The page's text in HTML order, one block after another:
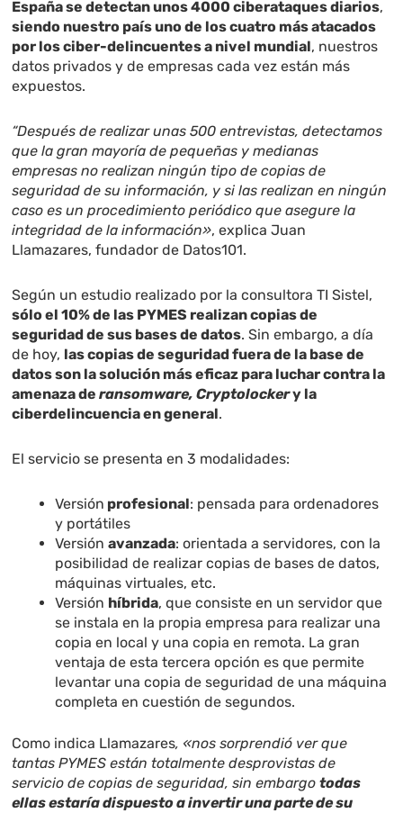
España se detectan unos 4000 ciberataques diarios,
siendo nuestro país uno de los cuatro más atacados
por los ciber-delincuentes a nivel mundial, nuestros
datos privados y de empresas cada vez están más
expuestos.
“Después de realizar unas 500 entrevistas, detectamos
que la gran mayoría de pequeñas y medianas
empresas no realizan ningún tipo de copias de
seguridad de su información, y si las realizan en ningún
caso es un procedimiento periódico que asegure la
integridad de la información», explica Juan
Llamazares, fundador de Datos101.
Según un estudio realizado por la consultora TI Sistel,
sólo el 10% de las PYMES realizan copias de
seguridad de sus bases de datos. Sin embargo, a día
de hoy, las copias de seguridad fuera de la base de
datos son la solución más eficaz para luchar contra la
amenaza deransomware, Cryptolockery la
ciberdelincuencia en general.
El servicio se presenta en 3 modalidades:
Versión profesional: pensada para ordenadores
y portátiles
Versiónavanzada: orientada a servidores, con la
posibilidad de realizar copias de bases de datos,
máquinas virtuales, etc.
Versión híbrida, que consiste en un servidor que
se instala en la propia empresa para realizar una
copia en local y una copia en remota. La gran
ventaja de esta tercera opción es que permite
levantar una copia de seguridad de una máquina
completa en cuestión de segundos.
Como indica Llamazares, «nos sorprendió ver que
tantas PYMES están totalmente desprovistas de
servicio de copias de seguridad, sin embargotodas
ellas estaría dispuesto a invertir una parte de su